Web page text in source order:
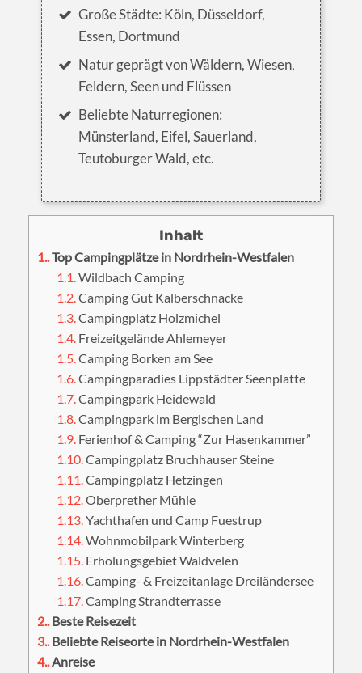
Große Städte: Köln, Düsseldorf,
Essen, Dortmund
Natur geprägt von Wäldern, Wiesen,
Feldern, Seen und Flüssen
Beliebte Naturregionen:
Münsterland, Eifel, Sauerland,
Teutoburger Wald, etc.
1.Top Campingplätze in Nordrhein-Westfalen
1.1.Wildbach Camping
1.2.Camping Gut Kalberschnacke
1.3.Campingplatz Holzmichel
1.4. Freizeitgelände Ahlemeyer
1.5.Camping Borken am See
1.6.Campingparadies Lippstädter Seenplatte
1.7.Campingpark Heidewald
1.8.Campingpark im Bergischen Land
1.9. Ferienhof & Camping “Zur Hasenkammer”
1.10.Campingplatz Bruchhauser Steine
1.11.Campingplatz Hetzingen
1.12.Oberprether Mühle
1.13.Yachthafen und Camp Fuestrup
1.14.Wohnmobilpark Winterberg
1.15. Erholungsgebiet Waldvelen
1.16.Camping- & Freizeitanlage Dreiländersee
1.17.Camping Strandterrasse
2.Beste Reisezeit
3.Beliebte Reiseorte in Nordrhein-Westfalen
4.Anreise